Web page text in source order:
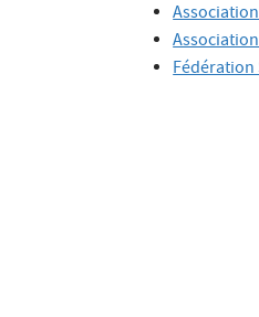
Fédération